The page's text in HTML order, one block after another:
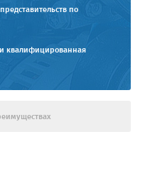
по
квалифицированная